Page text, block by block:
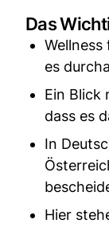
Das
Wellness
es
Ein Blick
dass es
In
Hier